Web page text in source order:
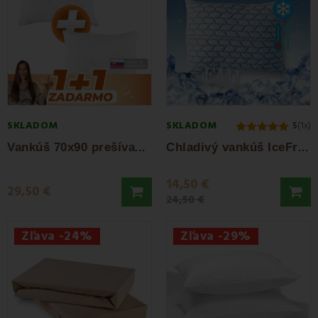
SKLADOM
V
ankúš 70x90 prešívaný antialergický...
29,50 €
SKLADOM 5(1x)
C
hladivý vankúš IceFresh Comfort 35x45 cm EMI
14,50 €
Zľava -24% Zľava -29%